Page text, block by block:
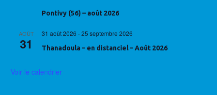
Pontivy (56) – août 2026
AOÛT
31
31 août 2026 -25 septembre 2026
Thanadoula – en distanciel – Août 2026
Voir le calendrier